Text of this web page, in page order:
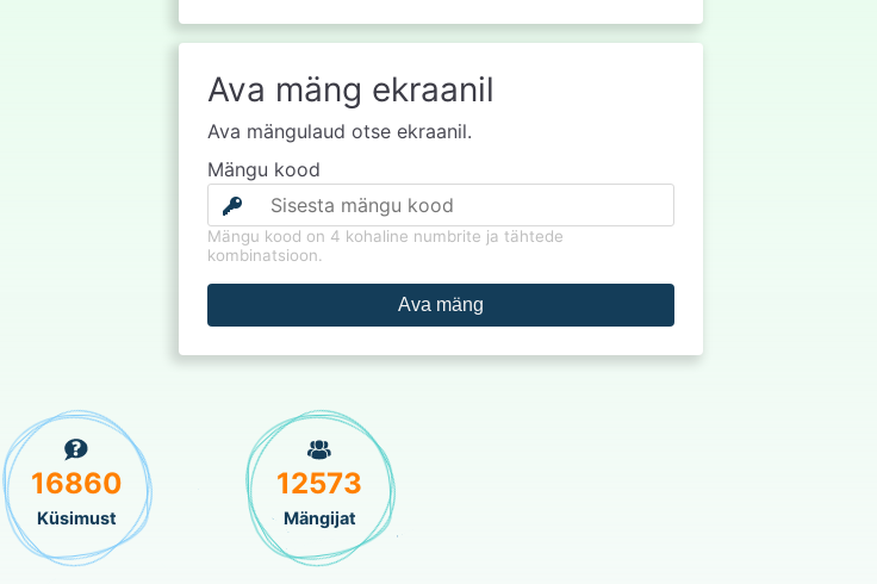
Ava mäng ekraanil
Ava mängulaud otse ekraanil.
Mängu kood
Mängu kood on 4 kohaline numbrite ja tähtede
kombinatsioon.
Ava mäng
16860
Küsimust
12573
Mängijat